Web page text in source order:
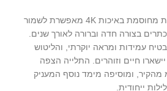
ההדפסה הישירה על זכוכית מחוסמת באיכות 4K מאפשרת לשמור
בצורה חדה וברורה לאורך שנים.
של 6 מ"מ מבטיח עמידות ומראה יוקרתי, והליטוש
חיים וזוהרים. התלייה הצפה
מרחק של 3 ס"מ מהקיר, ומוסיפה מימד נוסף המעניק
ייחודית.